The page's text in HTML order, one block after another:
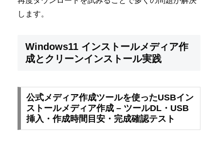
します。
Windows11 インストールメディア作
成とクリーンインストール実践
公式メディア作成ツールを使ったUSBイン
ストールメディア作成 – ツールDL・USB
挿入・作成時間目安・完成確認テスト